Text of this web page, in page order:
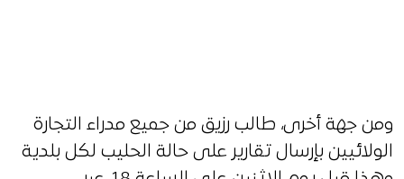
ومن جهة أخرى، طالب رزيق من جميع مدراء التجارة
الولائيين بإرسال تقارير على حالة الحليب لكل بلدية